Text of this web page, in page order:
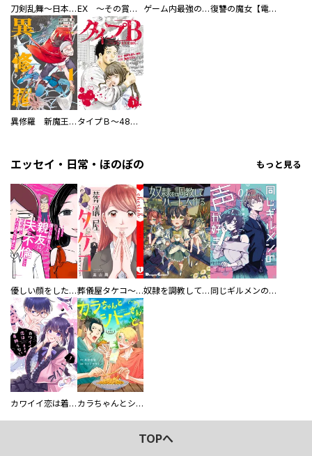
刀剣乱舞～日本号つれづれ酒～ EX ～その賞金稼ぎは、世界の出口を探す～【単行本版】 ゲーム内最強の『裏ボス』に転生したので、主人公の代わりに最速クリアを目指します！【電子単行本版】 復讐の魔女【電子単行本版】
異修羅 新魔王戦争 タイプＢ～48時間後、致死率100％～【単話】
エッセイ・日常・ほのぼの もっと見る
優しい顔をした親友は、夫と不倫して私の家に入り込んできた。 葬儀屋タケコ～あなたの最期、叶えます【電子単行本版】 奴隷を調教してハーレム作る 同じギルメンの声が好き
カワイイ恋は着飾らない カラちゃんとシトーさんと、 【分冊版】
TOPへ